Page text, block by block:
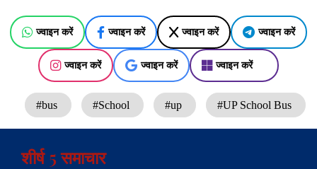
ज्वाइन करें ज्वाइन करें ज्वाइन करें ज्वाइन करें
ज्वाइन करें ज्वाइन करें ज्वाइन करें
#bus #School #up #UP School Bus
शीर्ष 5 समाचार